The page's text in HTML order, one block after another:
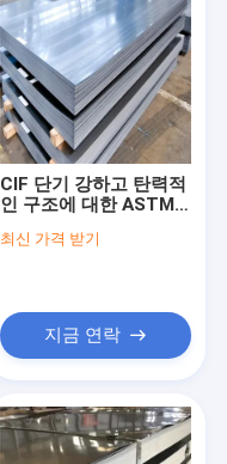
CIF 단기 강하고 탄력적
인 구조에 대한 ASTM
스틸 슬랩
최신 가격 받기
지금 연락